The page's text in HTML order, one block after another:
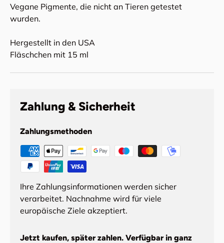
Vegane Pigmente, die nicht an Tieren getestet
wurden.
Hergestellt in den USA
Fläschchen mit 15 ml
Zahlung & Sicherheit
Zahlungsmethoden
Ihre Zahlungsinformationen werden sicher
verarbeitet. Nachnahme wird für viele
europäische Ziele akzeptiert.
Jetzt kaufen, später zahlen. Verfügbar in ganz